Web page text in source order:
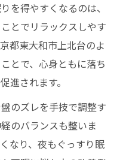
を得やすくなるのは、
とでリラックスしやす
都東大和市上北台のよ
とで、心身ともに落ち
進されます。
のズレを手技で調整す
のバランスも整いま
なり、夜もぐっすり眠